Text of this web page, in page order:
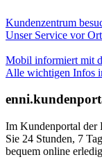
Kundenzentrum
Unser Service vor Ort
Mobil informiert mit
Alle wichtigen Infos
Im Kundenportal der
Sie 24 Stunden, 7
bequem online